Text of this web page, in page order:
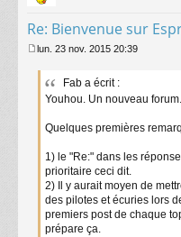
Re: Bienvenue sur
e
lun. 23 nov. 2015 20:39
Fab a écrit :
Youhou. Un nouveau forum.
Quelques premières
1) le "Re:" dans les
prioritaire ceci dit.
2) Il y aurait moyen de
des pilotes et écuries lors
premiers post de chaque
prépare ça.